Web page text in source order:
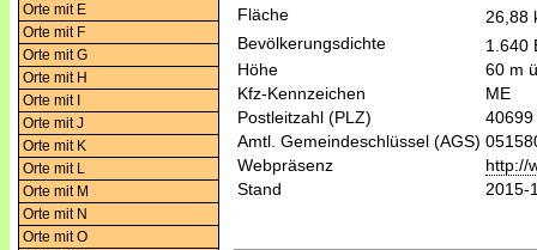
Orte mit E
Orte mit F
Orte mit G
Orte mit H
Orte mit I
Orte mit J
Orte mit K
Orte mit L
Orte mit M
Orte mit N
Orte mit O
Fläche
26,88
Bevölkerungsdichte
1.640
Höhe
60 m
Kfz-Kennzeichen
ME
Postleitzahl (PLZ)
40699
Amtl. Gemeindeschlüssel (AGS)
Webpräsenz
http://
Stand
2015-